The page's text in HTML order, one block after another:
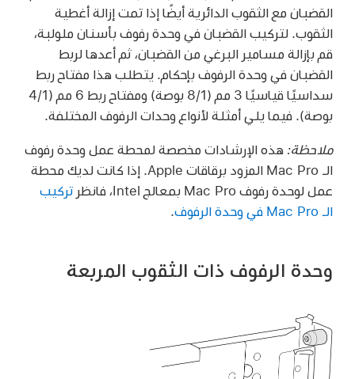
القضبان مع الثقوب الدائرية أيضًا إذا تمت إزالة أغطية
الثقوب. لتركيب القضبان في وحدة رفوف بأسنان ملولبة،
قم بإزالة مسامير البرغي من القضبان، ثم أعدها لربط
القضبان في وحدة الرفوف بإحكام. يتطلب هذا مفتاح ربط
سداسيًا قياسيًا 3 مم (8/1 بوصة) ومفتاح ربط 6 مم (4/1
بوصة). فيما يلي أمثلة لأنواع وحدات الرفوف المختلفة.
ملاحظة: هذه الإرشادات مخصصة لمحطة عمل وحدة رفوف
الـ Mac Pro المزود برقاقات Apple. إذا كانت لديك محطة
عمل لوحدة رفوف Mac Pro بمعالج Intel، فانظر
تركيب
الـ Mac Pro في وحدة الرفوف
وحدة الرفوف ذات الثقوب المربعة